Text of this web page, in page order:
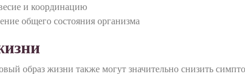
и координацию
общего состояния организма
образ жизни также могут значительно снизить